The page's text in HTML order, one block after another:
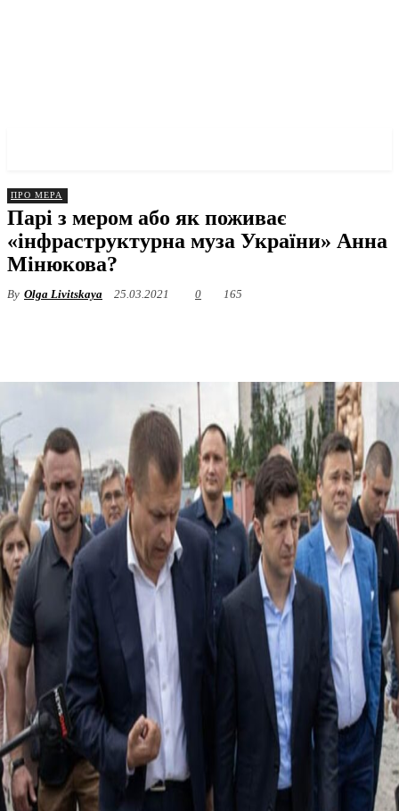
ПРО МЕРА
Парі з мером або як поживає
«інфраструктурна муза України» Анна
Мінюкова?
By Olga Livitskaya 25.03.2021 0 165